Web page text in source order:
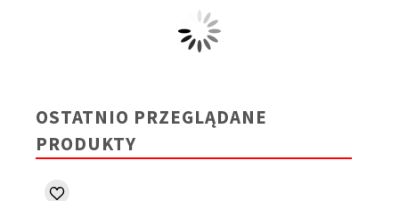
OSTATNIO PRZEGLĄDANE
PRODUKTY